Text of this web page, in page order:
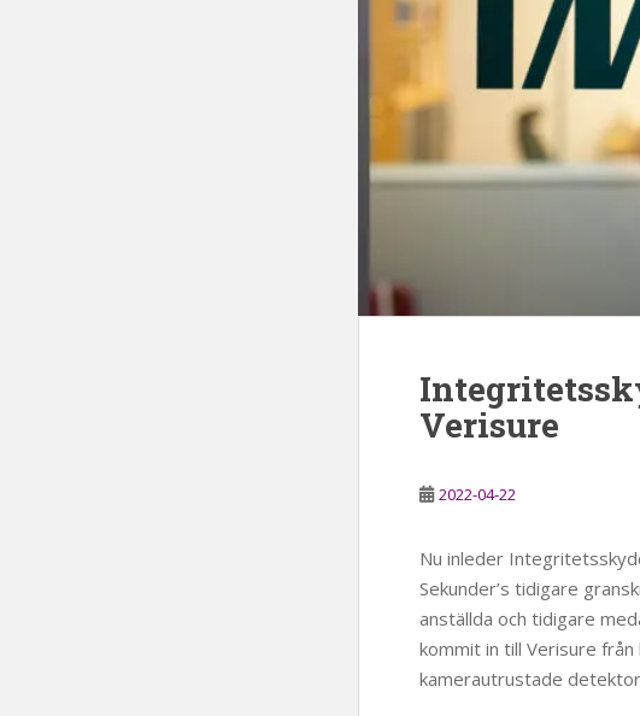
Verisure
2022-04-22
Nu inleder
Sekunder’s tidigare
anställda och tidigare
kommit in till Verisure
kamerautrustade